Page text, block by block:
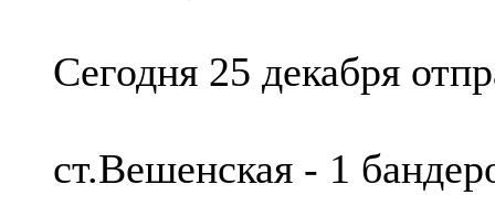
Сегодня 25 декабря
ст.Вешенская - 1